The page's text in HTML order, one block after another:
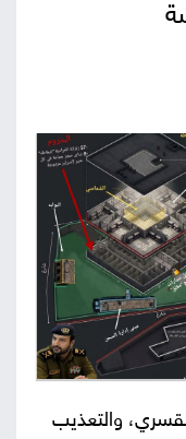
فيديوهات
صور
من
نحن
إتصل
بنا
البحث
والتعذيب